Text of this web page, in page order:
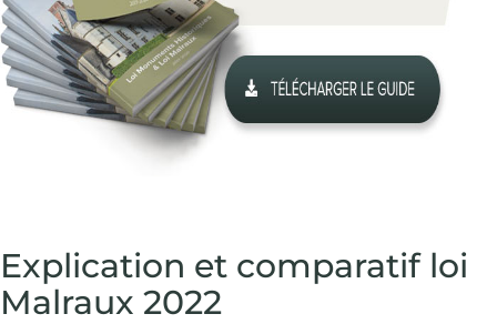
Explication et comparatif loi
Malraux 2022